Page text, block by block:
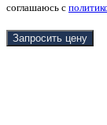
соглашаюсь с
Запросить цену